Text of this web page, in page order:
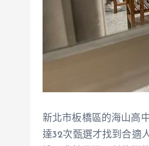
新北市板橋區的海山高
達32次甄選才找到合適